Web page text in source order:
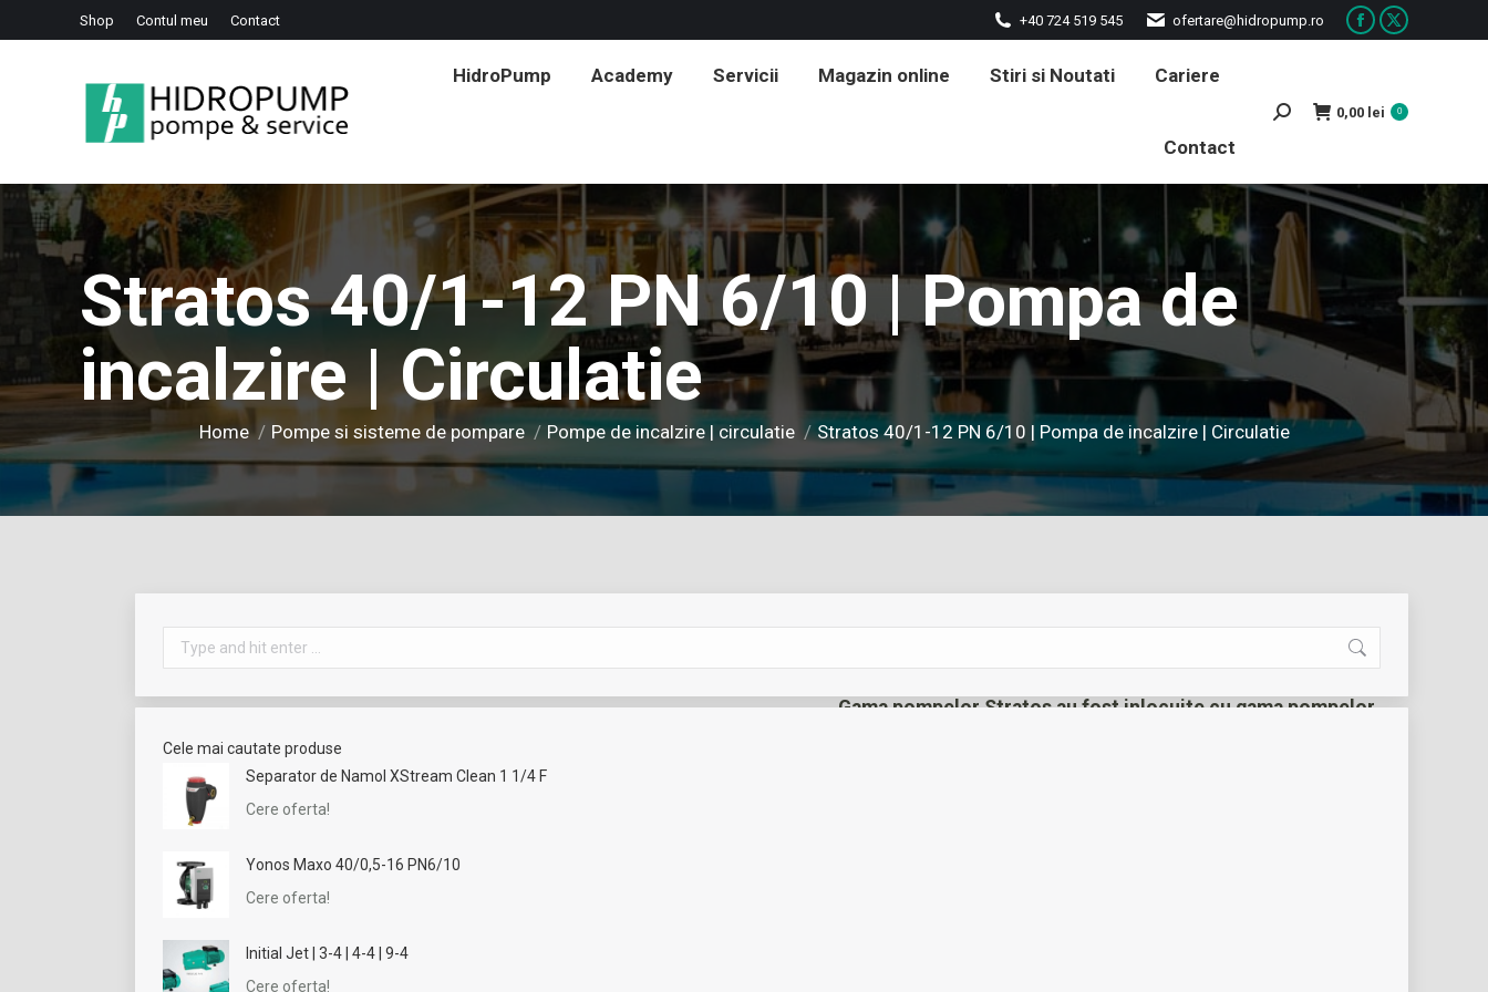
Shop Contul meu Contact +40 724 519 545 ofertare@hidropump.ro
Facebook
in
X
in
HidroPump Academy Servicii Magazin online Stiri si Noutati Cariere
Contact
Search: 0,00 lei 0
Stratos 40/1-12 PN 6/10 | Pompa de
incalzire | Circulatie
You are here:
Home Pompe si sisteme de pompare Pompe de incalzire | circulatie Stratos 40/1-12 PN 6/10 | Pompa de incalzire | Circulatie
Gama pompelor Stratos au fost inlocuite cu gama pompelor
Search:
Cele mai cautate produse
Separator de Namol XStream Clean 1 1/4 F
Cere oferta!
Yonos Maxo 40/0,5-16 PN6/10
Cere oferta!
Initial Jet | 3-4 | 4-4 | 9-4
Cere oferta!